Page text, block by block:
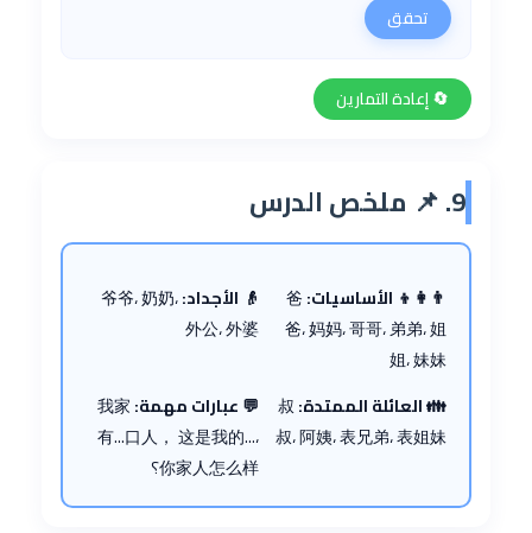
تحقق
🔄 إعادة التمارين
9. 📌 ملخص الدرس
👨‍👩‍👦 الأساسيات:爸
爸، 妈妈، 哥哥، 弟弟، 姐
姐، 妹妹
👴 الأجداد:爷爷، 奶奶،
外公، 外婆
👪 العائلة الممتدة:叔
叔، 阿姨، 表兄弟، 表姐妹
💬 عبارات مهمة:我家
有...口人， 这是我的...،
你家人怎么样؟